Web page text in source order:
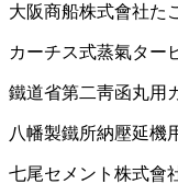
大阪商船株式會社た
カーチス式蒸氣ター
鐵道省第二靑函丸用
八幡製鐵所納壓延機
七尾セメント株式會